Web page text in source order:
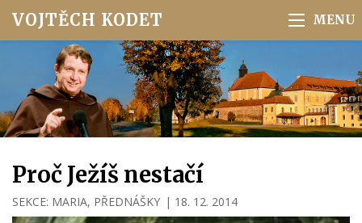
VOJTĚCH KODET
Proč Ježíš nestačí
SEKCE: MARIA, PŘEDNÁŠKY | 18. 12. 2014